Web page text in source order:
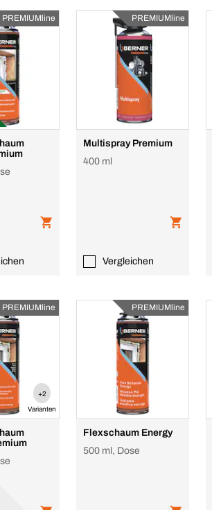
PREMIUMline PREMIUMline
Multispray Premium
400 ml
Vergleichen
PREMIUMline
+2
Varianten
PREMIUMline
Flexschaum Energy
500 ml, Dose